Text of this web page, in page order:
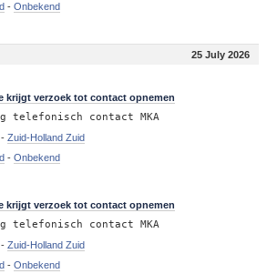
- Onbekend
25 July 2026
krijgt verzoek tot contact opnemen
telefonisch contact MKA
Zuid-Holland Zuid
- Onbekend
krijgt verzoek tot contact opnemen
telefonisch contact MKA
Zuid-Holland Zuid
- Onbekend